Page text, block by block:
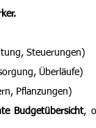
Steuerungen)
Überläufe)
Pflanzungen)
Budgetübersicht,